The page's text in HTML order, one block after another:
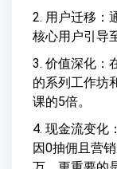
2. 用户迁移：
核心用户引导
3. 价值深化：
的系列工作坊
课的5倍。
4. 现金流变化
因0抽佣且营